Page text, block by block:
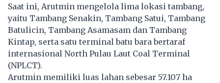
Saat ini, Arutmin mengelola lima lokasi tambang,
yaitu Tambang Senakin, Tambang Satui, Tambang
Batulicin, Tambang Asamasam dan Tambang
Kintap, serta satu terminal batu bara bertaraf
internasional North Pulau Laut Coal Terminal
(NPLCT).
Arutmin memiliki luas lahan sebesar 57.107 ha